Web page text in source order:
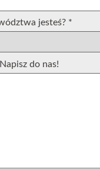
jesteś? *
do nas!